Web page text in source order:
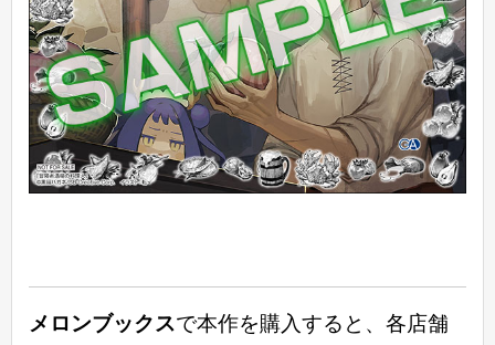
メロンブックスで本作を購入すると、各店舗